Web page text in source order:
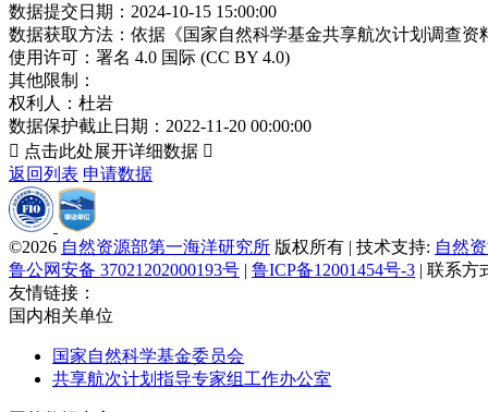
数据提交日期： 2024-10-15 15:00:00
数据获取方法： 依据《国家自然科学基金共享航次计划调查
使用许可： 署名 4.0 国际 (CC BY 4.0)
其他限制：
权利人： 杜岩
数据保护截止日期： 2022-11-20 00:00:00
 点击此处展开详细数据 
返回列表 申请数据
©2026 自然资源部第一海洋研究所 版权所有 | 技术支持: 自然
鲁公网安备 37021202000193号 | 鲁ICP备12001454号-3 | 联系方
友情链接：
国内相关单位
国家自然科学基金委员会
共享航次计划指导专家组工作办公室